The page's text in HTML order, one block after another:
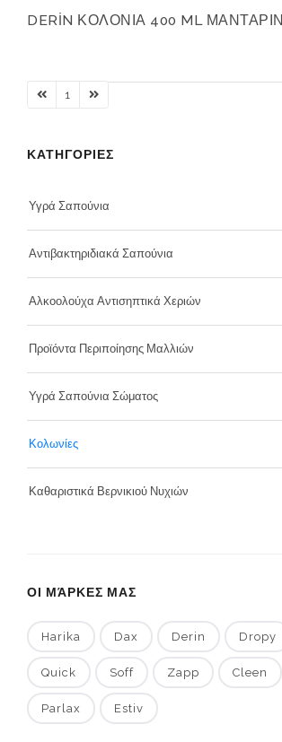
DERİN ΚΟΛΟΝΙΑ 400 ML ΜΑΝΤΑΡΙΝΙ
1
ΚΑΤΗΓΟΡΙΕΣ
Υγρά Σαπούνια
Αντιβακτηριδιακά Σαπούνια
Αλκοολούχα Αντισηπτικά Χεριών
Προϊόντα Περιποίησης Μαλλιών
Υγρά Σαπούνια Σώματος
Κολωνίες
Καθαριστικά Βερνικιού Νυχιών
ΟΙ ΜΆΡΚΕΣ ΜΑΣ
Harika Dax Derin Dropy
Quick Soff Zapp Cleen
Parlax Estiv